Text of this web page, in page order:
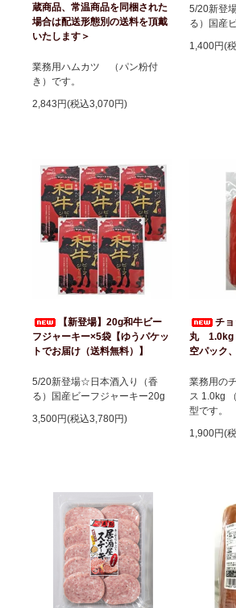
蔵商品、常温商品を同梱された
場合は配送形態別の送料を頂戴
いたします＞
業務用ハムカツ （パン粉付
き）です。
2,843円(税込3,070円)
5/20新登
る）国産
1,400円(
【新登場】20g和牛ビー
フジャーキー×5袋【ゆうパケッ
トでお届け（送料無料）】
5/20新登場☆日本酒入り（香
る）国産ビーフジャーキー20g
3,500円(税込3,780円)
チ
丸 1.0kg
空パック
業務用の
ス 1.0kg
型です。
1,900円(